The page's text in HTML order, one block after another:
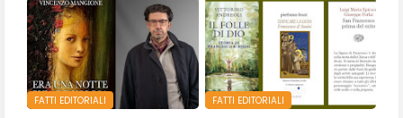
FATTI EDITORIALI FATTI EDITORIALI